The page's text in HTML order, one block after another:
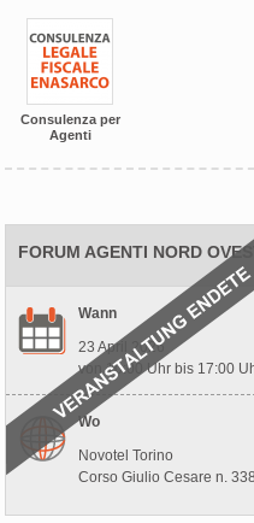
Consulenza per
Agenti
FORUM AGENTI NORD
Wann
23 April 2026
von 10:00 Uhr bis 17:00
Wo
Novotel Torino
Corso Giulio Cesare n.